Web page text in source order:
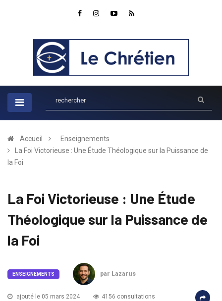
Accueil
Enseignements
La Foi Victorieuse : Une Étude Théologique sur la Puissance de
la Foi
La Foi Victorieuse : Une Étude
Théologique sur la Puissance de
la Foi
ENSEIGNEMENTS par Lazarus
ajouté le 05 mars 2024 4156 consultations